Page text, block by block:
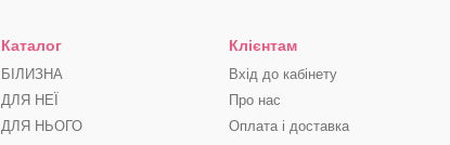
Каталог
БІЛИЗНА
ДЛЯ НЕЇ
ДЛЯ НЬОГО
Клієнтам
Вхід до кабінету
Про нас
Оплата і доставка